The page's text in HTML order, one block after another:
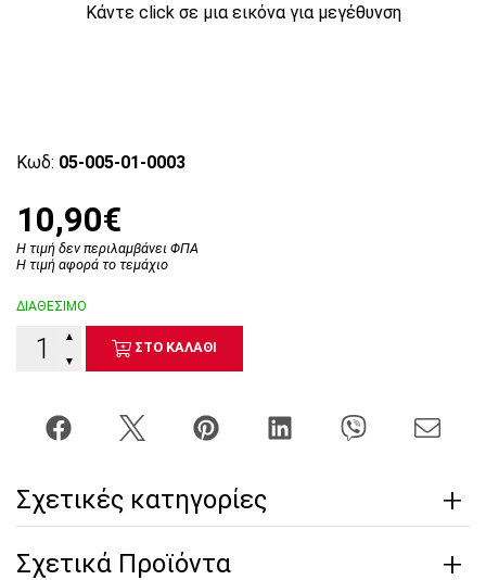
Κάντε click σε μια εικόνα για μεγέθυνση
Κωδ: 05-005-01-0003
10,90€
Η τιμή δεν περιλαμβάνει ΦΠΑ
Η τιμή αφορά το τεμάχιο
ΔΙΑΘΕΣΙΜΟ
▼
▲
ΣΤΟ ΚΑΛΑΘΙ
Σχετικές κατηγορίες
Σχετικά Προϊόντα